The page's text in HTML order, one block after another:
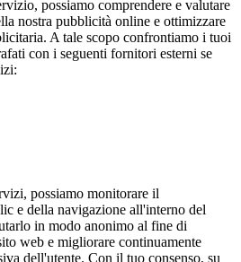
possiamo comprendere e valutare
nostra pubblicità online e ottimizzare
A tale scopo confrontiamo i tuoi
con i seguenti fornitori esterni se
possiamo monitorare il
e della navigazione all'interno del
in modo anonimo al fine di
web e migliorare continuamente
dell'utente. Con il tuo consenso, su